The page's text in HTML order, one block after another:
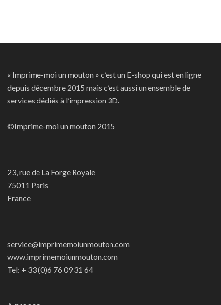
« Imprime-moi un mouton » c’est un E-shop qui est en ligne
depuis décembre 2015 mais c’est aussi un ensemble de
services dédiés à l’impression 3D.
©Imprime-moi un mouton 2015
23, rue de La Forge Royale
75011 Paris
France
service@imprimemoiunmouton.com
www.imprimemoiunmouton.com
Tel: + 33 (0)6 76 09 31 64